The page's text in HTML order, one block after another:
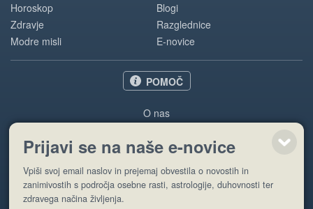
Horoskop
Zdravje
Modre misli
Blogi
Razglednice
E-novice
POMOČ
O nas
Pogoji uporabe
Pošlji stran
Prijavi se na naše e-novice
Vpiši svoj email naslov in prejemaj obvestila o novostih in
zanimivostih s področja osebne rasti, astrologije, duhovnosti ter
zdravega načina življenja.